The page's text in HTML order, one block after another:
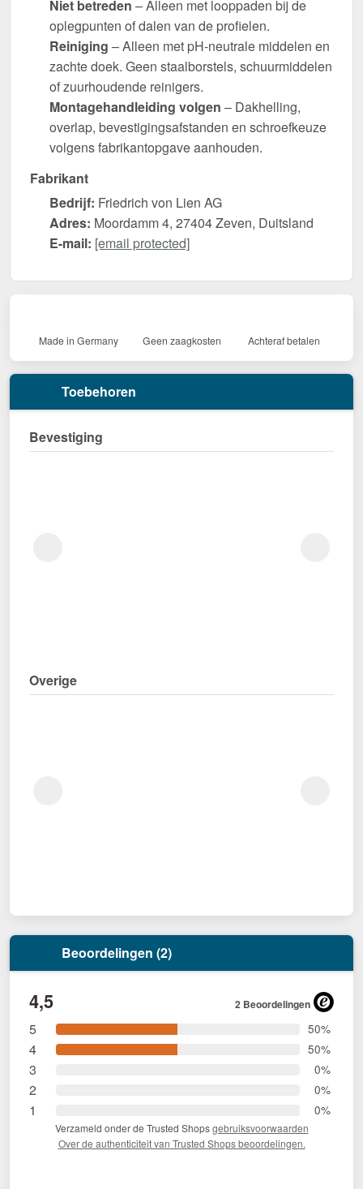
Niet betreden – Alleen met looppaden bij de
oplegpunten of dalen van de profielen.
Reiniging – Alleen met pH-neutrale middelen en
zachte doek. Geen staalborstels, schuurmiddelen
of zuurhoudende reinigers.
Montagehandleiding volgen – Dakhelling,
overlap, bevestigingsafstanden en schroefkeuze
volgens fabrikantopgave aanhouden.
Fabrikant
Bedrijf: Friedrich von Lien AG
Adres: Moordamm 4, 27404 Zeven, Duitsland
E-mail: [email protected]
Made in Germany Geen zaagkosten Achteraf betalen
Toebehoren
Bevestiging
Overige
Beoordelingen (2)
4,5 2 Beoordelingen
5 50%
4 50%
3 0%
2 0%
1 0%
Verzameld onder de Trusted Shopsgebruiksvoorwaarden
Over de authenticiteit van Trusted Shops beoordelingen.